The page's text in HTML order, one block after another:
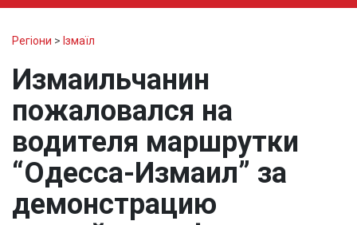
Регіони > Ізмаїл
Измаильчанин
пожаловался на
водителя маршрутки
“Одесса-Измаил” за
демонстрацию